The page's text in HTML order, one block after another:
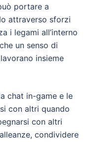
portare a
attraverso sforzi
i legami all’interno
un senso di
insieme
chat in-game e le
con altri quando
con altri
condividere